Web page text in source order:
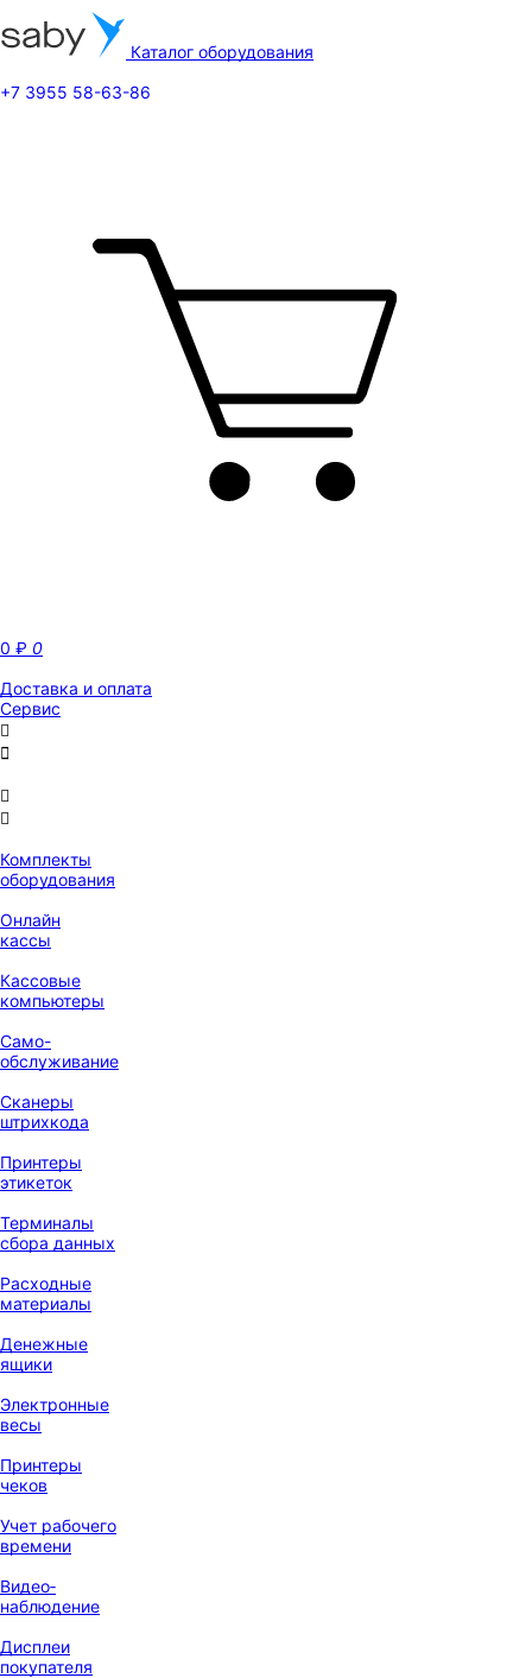
Каталог оборудования
+7 3955 58-63-86
0 ₽ 0
Доставка и оплата
Сервис
Комплекты
оборудования
Онлайн
кассы
Кассовые
компьютеры
Само-
обслуживание
Сканеры
штрихкода
Принтеры
этикеток
Терминалы
сбора данных
Расходные
материалы
Денежные
ящики
Электронные
весы
Принтеры
чеков
Учет рабочего
времени
Видео‑
наблюдение
Дисплеи
покупателя